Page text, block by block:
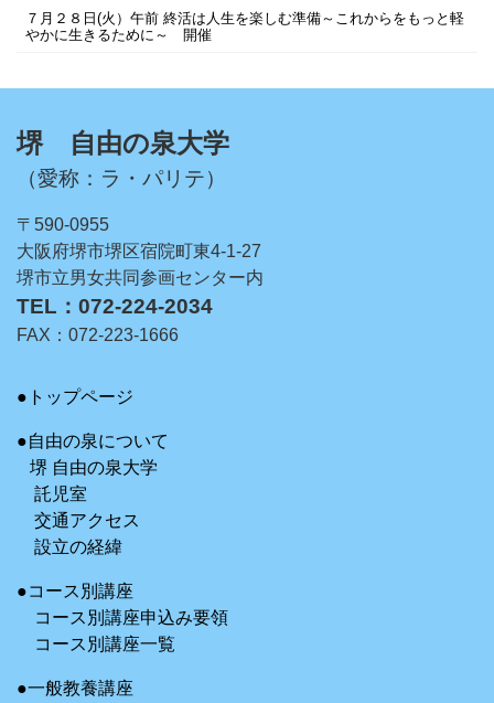
７月２８日(火）午前 終活は人生を楽しむ準備～これからをもっと軽
やかに生きるために～ 開催
堺 自由の泉大学
（愛称：ラ・パリテ）
〒590-0955
大阪府堺市堺区宿院町東4-1-27
堺市立男女共同参画センター内
TEL：072-224-2034
FAX：072-223-1666
●トップページ
●自由の泉について
堺 自由の泉大学
託児室
交通アクセス
設立の経緯
●コース別講座
コース別講座申込み要領
コース別講座一覧
●一般教養講座